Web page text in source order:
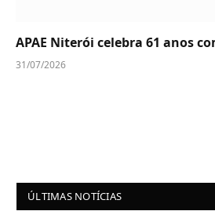
APAE Niterói celebra 61 anos
31/07/2026
ÚLTIMAS NOTÍCIAS